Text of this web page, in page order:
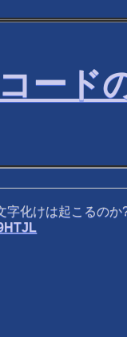
コー
字化けは起こるのか